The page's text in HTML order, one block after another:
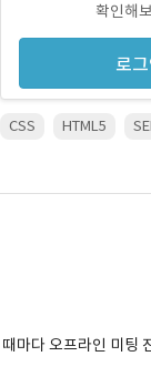
확인해
로
CSS HTML5
마다 오프라인 미팅